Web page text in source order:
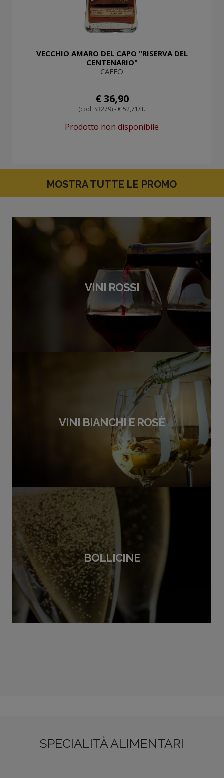
VECCHIO AMARO DEL CAPO "RISERVA DEL
CENTENARIO"
CAFFO
€ 36,90
(cod. S3279) - € 52,71/lt.
Prodotto non disponibile
MOSTRA TUTTE LE PROMO
VINI ROSSI
VINI BIANCHI E ROSÈ
BOLLICINE
SPECIALITÀ ALIMENTARI